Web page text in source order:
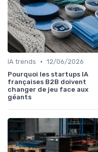
IA trends • 12/06/2026
Pourquoi les startups IA
françaises B2B doivent
changer de jeu face aux
géants